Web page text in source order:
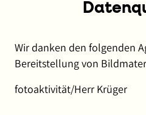
Wir danken den folgenden
Bereitstellung von
fotoaktivität/Herr Krüger